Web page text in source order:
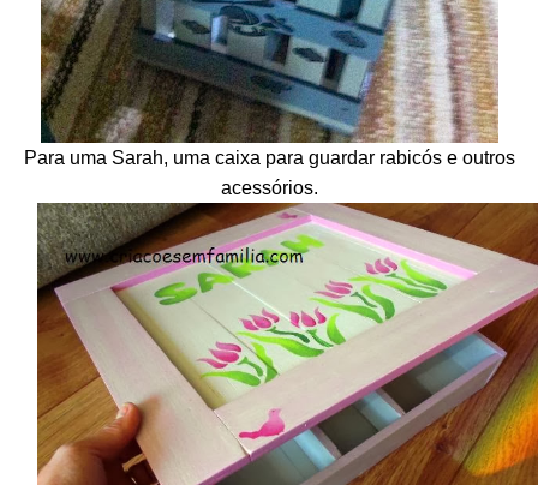
Para uma Sarah, uma caixa para guardar rabicós e outros
acessórios.